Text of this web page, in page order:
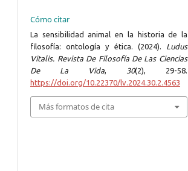
Cómo citar
La sensibilidad animal en la historia de la
filosofía: ontología y ética. (2024). Ludus
Vitalis. Revista De Filosofía De Las Ciencias
De La Vida, 30(2), 29-58.
https://doi.org/10.22370/lv.2024.30.2.4563
Más formatos de cita